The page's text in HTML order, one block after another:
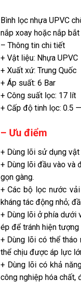
Bình lọc nhựa UPVC
nắp xoay hoặc nắp
– Thông tin chi tiết
+ Vật liệu: Nhựa UPVC
+ Xuất xứ: Trung Quốc
+ Áp suất: 6 Bar
+ Công suất lọc: 17 lít
+ Cấp độ tinh lọc: 0.5
– Ưu điểm
+ Dùng lõi sử dụng vật
+ Dùng lõi đầu vào và
gọn gàng.
+ Các bộ lọc nước
kháng tác động nhỏ;
+ Dùng lõi ở phía dưới
ép để tránh hiện tượng
+ Dùng lõi có thể
thể chịu được áp lực
+ Dùng lõi có khả
công nghiệp hóa chất,